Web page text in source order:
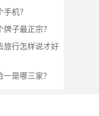
机？
子最正宗？
旅行怎样说才好
是哪三家？